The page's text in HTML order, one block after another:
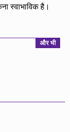
स्वाभाविक है।
और भी